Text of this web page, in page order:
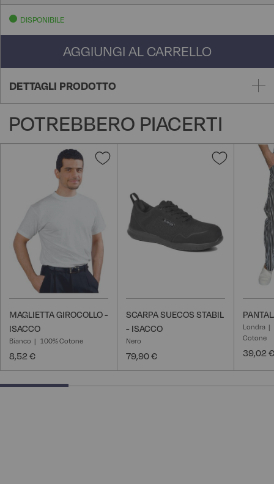
DISPONIBILE
AGGIUNGI AL CARRELLO
DETTAGLI PRODOTTO
POTREBBERO PIACERTI
Aggiungi
lista
desideri
MAGLIETTA GIROCOLLO -
ISACCO
Bianco 100% Cotone
8,52 €
Aggiungi
desideri
SCARPA SUECOS STABIL
- ISACCO
Nero
79,90 €
Londra
Cotone
39,02 €
25% completed